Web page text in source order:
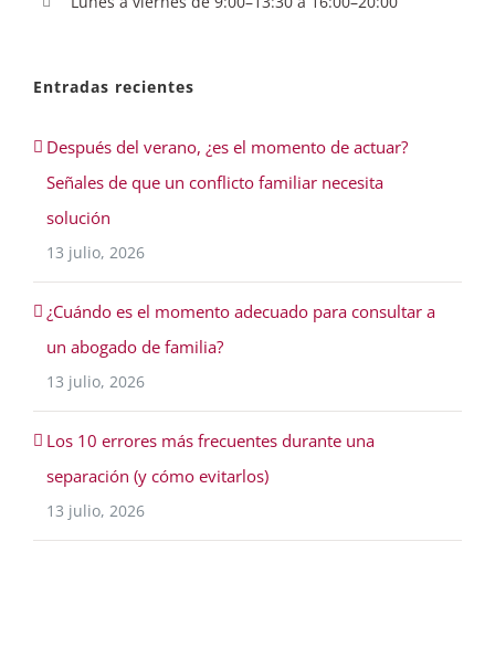
Entradas recientes
Después del verano, ¿es el momento de actuar?
Señales de que un conflicto familiar necesita
solución
13 julio, 2026
¿Cuándo es el momento adecuado para consultar a
un abogado de familia?
13 julio, 2026
Los 10 errores más frecuentes durante una
separación (y cómo evitarlos)
13 julio, 2026